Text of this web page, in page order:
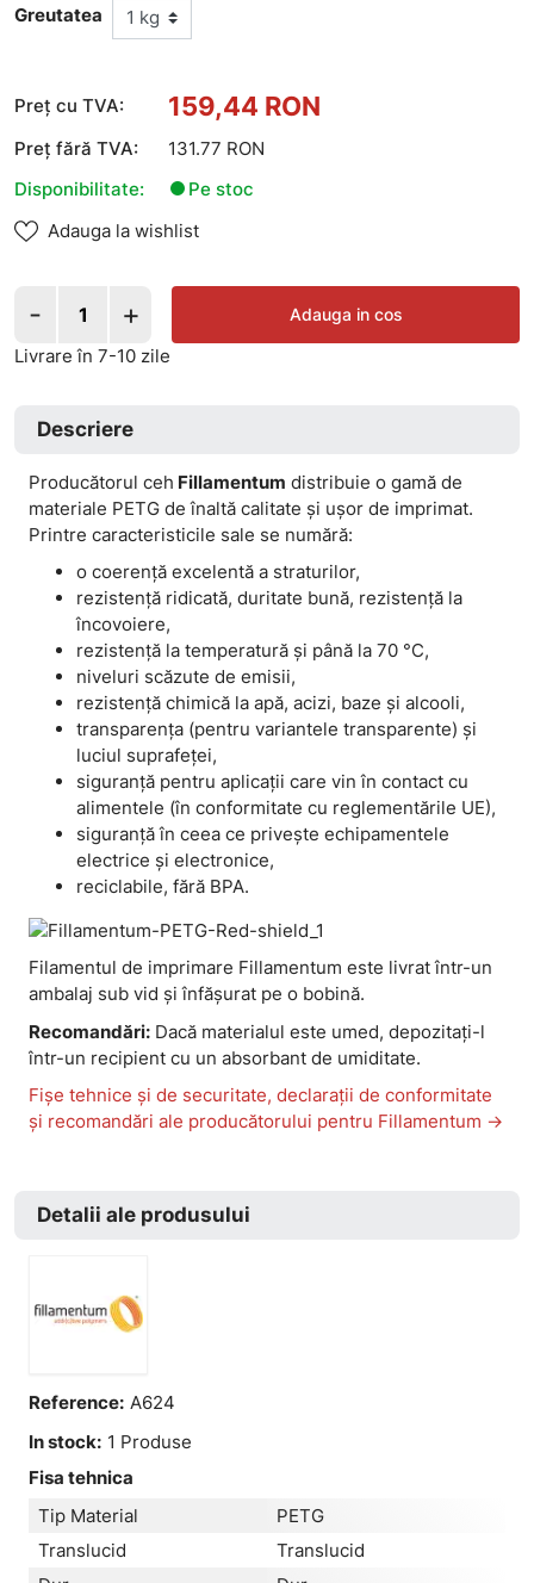
Greutatea
Preț cu TVA: 159,44 RON
Preț fără TVA:
131.77 RON
Disponibilitate:
Pe stoc
Adauga la wishlist
- + Adauga in cos
Livrare în 7-10 zile
Descriere
Producătorul ceh Fillamentum distribuie o gamă de
materiale PETG de înaltă calitate și ușor de imprimat.
Printre caracteristicile sale se numără:
o coerență excelentă a straturilor,
rezistență ridicată, duritate bună, rezistență la
încovoiere,
rezistență la temperatură și până la 70 °C,
niveluri scăzute de emisii,
rezistență chimică la apă, acizi, baze și alcooli,
transparența (pentru variantele transparente) și
luciul suprafeței,
siguranță pentru aplicații care vin în contact cu
alimentele (în conformitate cu reglementările UE),
siguranță în ceea ce privește echipamentele
electrice și electronice,
reciclabile, fără BPA.
Filamentul de imprimare Fillamentum este livrat într-un
ambalaj sub vid și înfășurat pe o bobină.
Recomandări: Dacă materialul este umed, depozitați-l
într-un recipient cu un absorbant de umiditate.
Fișe tehnice și de securitate, declarații de conformitate
și recomandări ale producătorului pentru Fillamentum ->
Detalii ale produsului
Reference: A624
In stock: 1 Produse
Fisa tehnica
Tip Material
PETG
Translucid
Translucid